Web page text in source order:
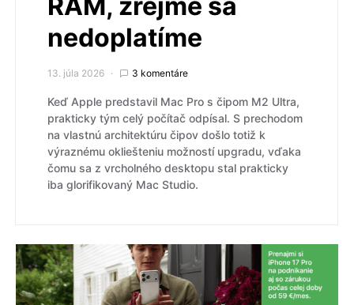
nedoplatíme
13. júla 2026 3 komentáre
Keď Apple predstavil Mac Pro s čipom M2 Ultra,
prakticky tým celý počítač odpísal. S prechodom
na vlastnú architektúru čipov došlo totiž k
výraznému okliešteniu možností upgradu, vďaka
čomu sa z vrcholného desktopu stal prakticky
iba glorifikovaný Mac Studio.